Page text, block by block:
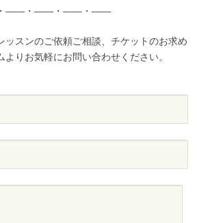
――・――・――・――
ッスンのご依頼ご相談、チケットのお求め
りお気軽にお問い合わせください。